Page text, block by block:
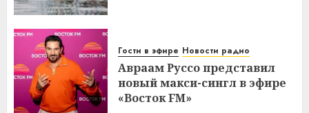
Гости в эфире Новости радио
Авраам Руссо представил
новый макси-сингл в эфире
«Восток FM»